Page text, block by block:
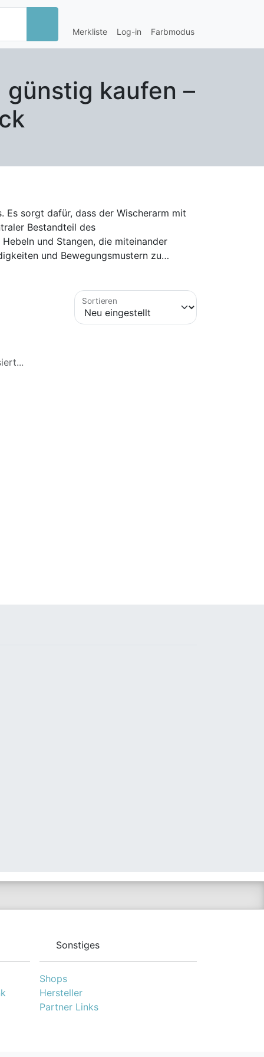
Merkliste Log-in Farbmodus
kaufen –
Es sorgt dafür, dass der Wischerarm mit
und Stangen, die miteinander
und Bewegungsmustern zu
spielt auch das Design eine
stammen und über entsprechende
Schmieren der beweglichen Teile. Eine
von Defekten oder Beschädigungen
Sortieren
Sonstiges
Shops
Hersteller
Partner Links